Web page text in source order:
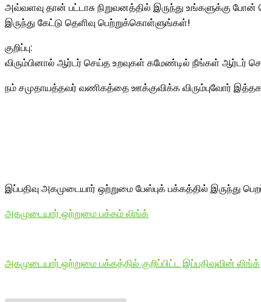
அவ்வளவு தான் பட்டாசு நிறுவனத்தில் இருந்து உங்களுக்கு
இருந்து கேட்டு தெளிவு பெற்றுக்கொள்ளுங்கள்!
குறிப்பு:
விரும்பினால் ஆர்டர் செய்த உறவுகள் கமேண்டில் நீங்கள் ஆர்டர்
நம் சமுதாயத்தவர் வணிகத்தை ஊக்குவிக்க விரும்புவோர்
இப்பதிவு அகமுடையார் ஒற்றுமை பேஸ்புக் பக்கத்தில் இருந்து
அகமுடையார் ஒற்றுமை பக்கம் லிங்க்
அகமுடையார் ஒற்றுமை பக்கத்தில் குறிப்பிட்ட இப்பதிவுவின் லிங்க்